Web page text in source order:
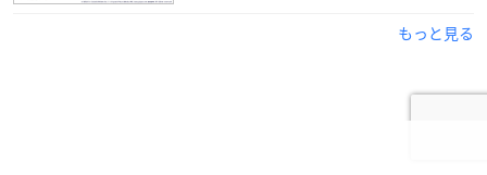
もっと見る